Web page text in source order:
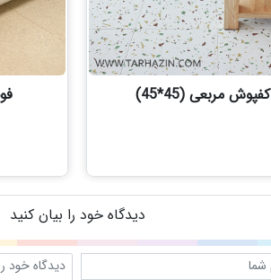
کفپوش مربعی (45*45)
دیدگاه خود را بیان کنید